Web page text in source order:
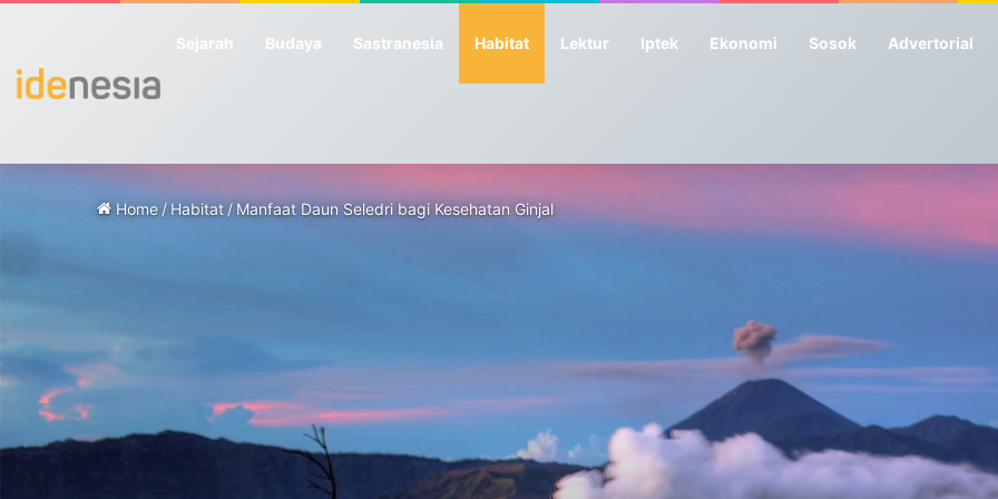
Sejarah Budaya Sastranesia Habitat Lektur Iptek Ekonomi Sosok Advertorial
Home /Habitat/Manfaat Daun Seledri bagi Kesehatan Ginjal